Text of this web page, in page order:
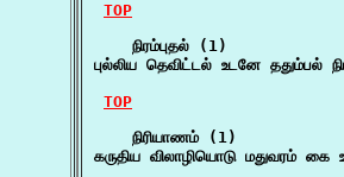
TOP
    நிரம்புதல் (1)
புல்லிய தெவிட்டல் உடனே ததும்பல்
TOP
    நிரியாணம் (1)
கருதிய விலாழியொடு மதுவரம்